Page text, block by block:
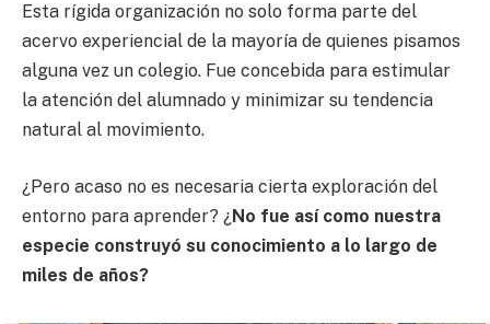
Esta rígida organización no solo forma parte del
acervo experiencial de la mayoría de quienes pisamos
alguna vez un colegio. Fue concebida para estimular
la atención del alumnado y minimizar su tendencia
natural al movimiento.
¿Pero acaso no es necesaria cierta exploración del
entorno para aprender? ¿No fue así como nuestra
especie construyó su conocimiento a lo largo de
miles de años?